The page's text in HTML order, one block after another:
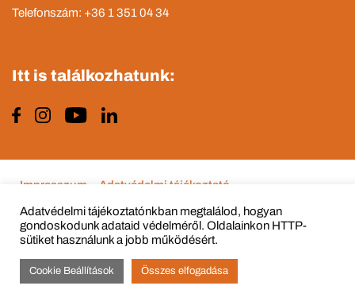
Telefonszám: +36 1 351 04 34
Itt is találkozhatunk:
© Copyright 2015 - 2022 All Rights Reserved
Impresszum Adatvédelmi tájékoztató
Adatvédelmi tájékoztatónkban megtalálod, hogyan
gondoskodunk adataid védelméről. Oldalainkon HTTP-
sütiket használunk a jobb működésért.
Cookie Beállítások Összes elfogadása